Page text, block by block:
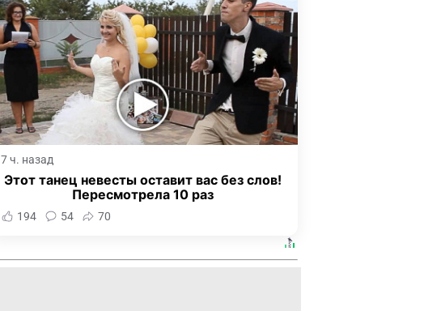
7 ч. назад
Этот танец невесты оставит вас без слов!
Пересмотрела 10 раз
194 54 70